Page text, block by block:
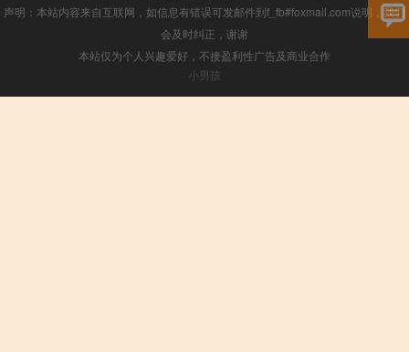
声明：本站内容来自互联网，如信息有错误可发邮件到f_fb#foxmail.com说明，我们
会及时纠正，谢谢
本站仅为个人兴趣爱好，不接盈利性广告及商业合作
小男孩